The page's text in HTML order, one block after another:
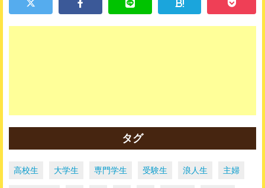
!
タグ
高校生 大学生 専門学生 受験生 浪人生 主婦